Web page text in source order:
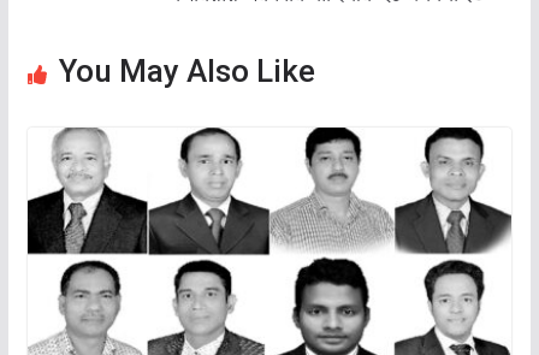
You May Also Like